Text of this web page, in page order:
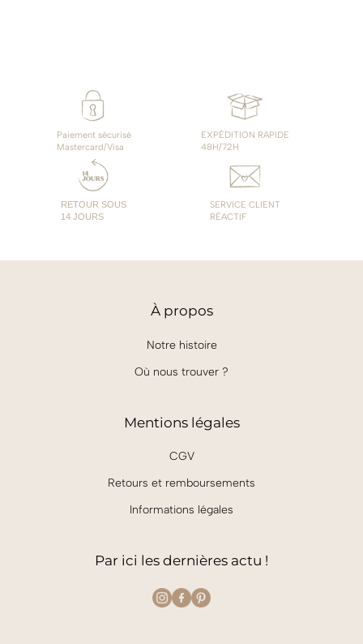
Paiement sécurisé
Mastercard/Visa
EXPÉDITION RAPIDE
48H/72H
RETOUR SOUS
14 JOURS
SERVICE CLIENT
RÉACTIF
Àpropos
Notre histoire
Où nous trouver ?
Mentions légales
CGV
Retours et remboursements
Informations légales
Par ici les dernières actu !